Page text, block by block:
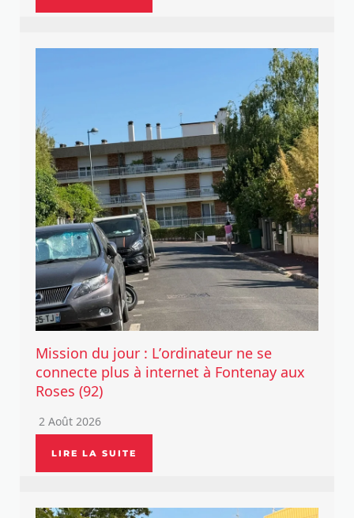
Mission du jour : L’ordinateur ne se
connecte plus à internet à Fontenay aux
Roses (92)
2 Août 2026
LIRE LA SUITE